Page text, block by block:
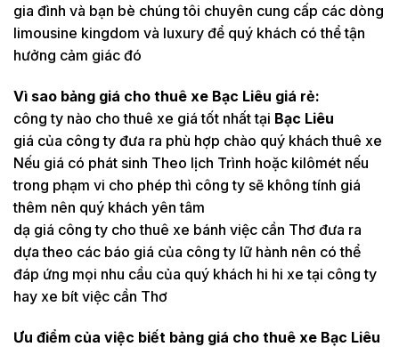
gia đình và bạn bè chúng tôi chuyên cung cấp các dòng
limousine kingdom và luxury để quý khách có thể tận
hưởng cảm giác đó
Vì sao bảng giá cho thuê xe Bạc Liêu giá rẻ:
công ty nào cho thuê xe giá tốt nhất tại Bạc Liêu
giá của công ty đưa ra phù hợp chào quý khách thuê xe
Nếu giá có phát sinh Theo lịch Trình hoặc kilômét nếu
trong phạm vi cho phép thì công ty sẽ không tính giá
thêm nên quý khách yên tâm
dạ giá công ty cho thuê xe bánh việc cần Thơ đưa ra
dựa theo các báo giá của công ty lữ hành nên có thể
đáp ứng mọi nhu cầu của quý khách hi hi xe tại công ty
hay xe bít việc cần Thơ
Ưu điểm của việc biết bảng giá cho thuê xe Bạc Liêu